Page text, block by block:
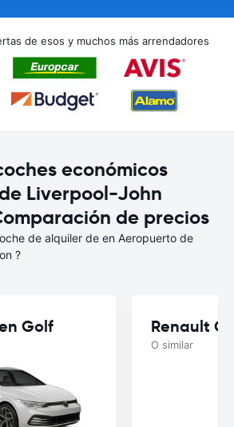
de esos y muchos más arrendadores
económicos
Liverpool-John
de precios
de alquiler de en Aeropuerto de
?
Golf Renault
O similar